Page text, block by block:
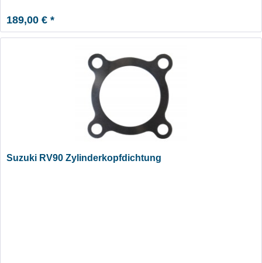
189,00 € *
Suzuki RV90 Zylinderkopfdichtung